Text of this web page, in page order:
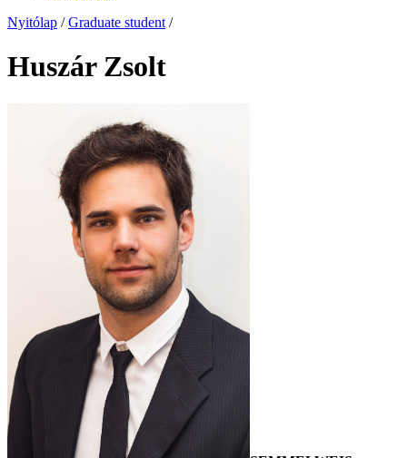
Nyitólap / Graduate student /
Huszár Zsolt